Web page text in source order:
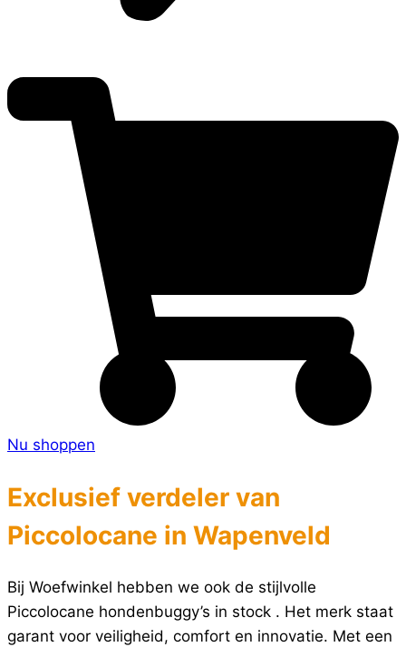
Nu shoppen
Exclusief verdeler van
Piccolocane in Wapenveld
Bij Woefwinkel hebben we ook de stijlvolle
Piccolocane hondenbuggy’s in stock . Het merk staat
garant voor veiligheid, comfort en innovatie. Met een